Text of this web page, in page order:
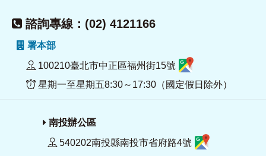
諮詢專線：(02) 4121166
署本部
100210臺北市中正區福州街15號
星期一至星期五8:30～17:30（國定假日除外）
南投辦公區
540202南投縣南投市省府路4號